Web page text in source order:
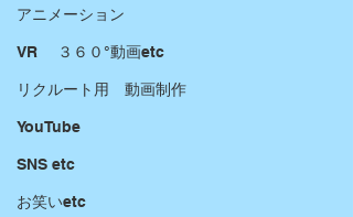
アニメーション
VR ３６０°動画etc
リクルート用 動画制作
YouTube
SNS etc
お笑いetc